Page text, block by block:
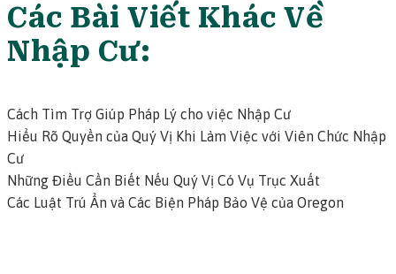
Các Bài Viết Khác Về
Nhập Cư:
Cách Tìm Trợ Giúp Pháp Lý cho việc Nhập Cư
Hiểu Rõ Quyền của Quý Vị Khi Làm Việc với Viên Chức Nhập
Cư
Những Điều Cần Biết Nếu Quý Vị Có Vụ Trục Xuất
Các Luật Trú Ẩn và Các Biện Pháp Bảo Vệ của Oregon